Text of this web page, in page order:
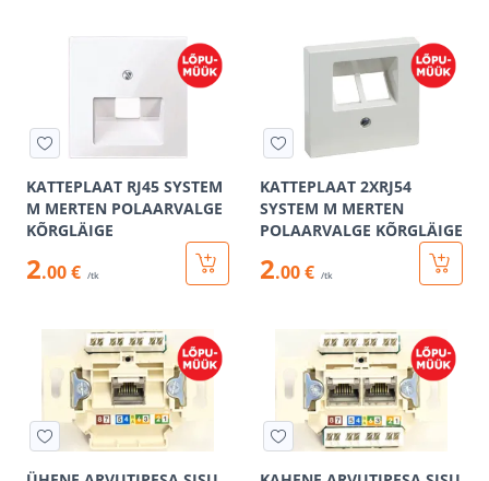
KATTEPLAAT RJ45 SYSTEM
M MERTEN POLAARVALGE
KÕRGLÄIGE
2.00 € /tk
KATTEPLAAT 2XRJ54
SYSTEM M MERTEN
POLAARVALGE KÕRGLÄIGE
2.00 € /tk